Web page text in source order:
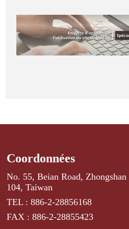
Coordonnées
No. 55, Beian Road,
104, Taiwan
TEL : 886-2-28856168
FAX : 886-2-28855423